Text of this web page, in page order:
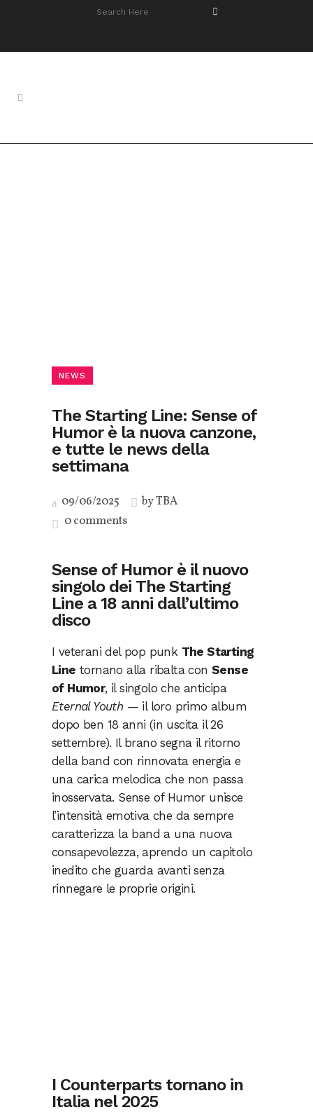
NEWS
The Starting Line: Sense of
Humor è la nuova canzone,
e tutte le news della
settimana
09/06/2025 byTBA
0 comments
Sense of Humor è il nuovo
singolo dei The Starting
Line a 18 anni dall’ultimo
disco
I veterani del pop punk The Starting
Line tornano alla ribalta conSense
of Humor, il singolo che anticipa
Eternal Youth — il loro primo album
dopo ben 18 anni (in uscita il 26
settembre). Il brano segna il ritorno
della band con rinnovata energia e
una carica melodica che non passa
inosservata. Sense of Humor unisce
l’intensità emotiva che da sempre
caratterizza la band a una nuova
consapevolezza, aprendo un capitolo
inedito che guarda avanti senza
rinnegare le proprie origini.
I Counterparts tornano in
Italia nel 2025